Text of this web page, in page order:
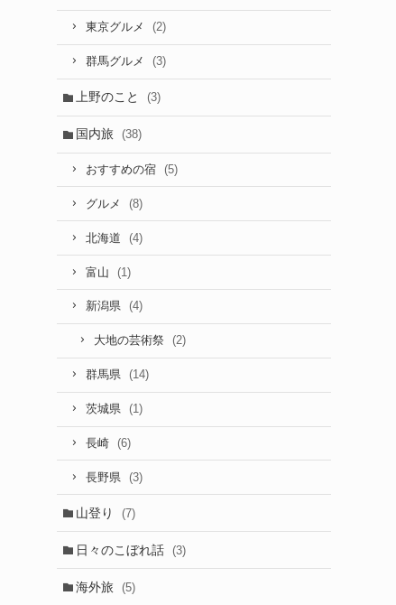
東京グルメ (2)
群馬グルメ (3)
上野のこと (3)
国内旅 (38)
おすすめの宿 (5)
グルメ (8)
北海道 (4)
富山 (1)
新潟県 (4)
大地の芸術祭 (2)
群馬県 (14)
茨城県 (1)
長崎 (6)
長野県 (3)
山登り (7)
日々のこぼれ話 (3)
海外旅 (5)